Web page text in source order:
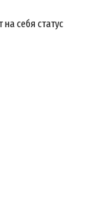
себя статус